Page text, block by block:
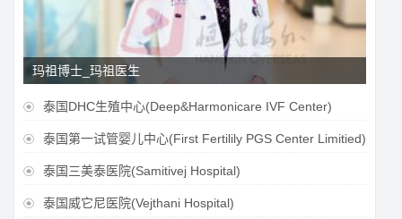
玛祖博士_玛祖医生
 泰国DHC生殖中心(Deep&Harmonicare IVF Center)
 泰国第一试管婴儿中心(First Fertilily PGS Center Limitied)
 泰国三美泰医院(Samitivej Hospital)
 泰国威它尼医院(Vejthani Hospital)